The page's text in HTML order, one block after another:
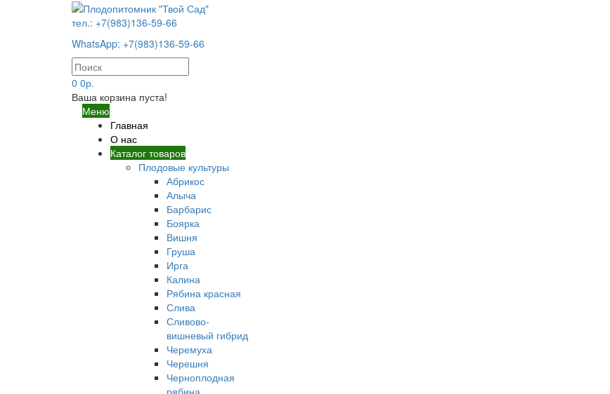
тел.: +7(983)136-59-66
WhatsApp: +7(983)136-59-66
0 0р.
Ваша корзина пуста!
Меню
Главная
О нас
Каталог товаров
Плодовые культуры
Абрикос
Алыча
Барбарис
Боярка
Вишня
Груша
Ирга
Калина
Рябина красная
Слива
Сливово-
вишневый гибрид
Черемуха
Черешня
Черноплодная